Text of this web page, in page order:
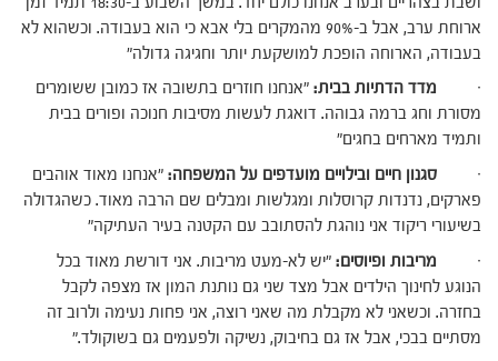
ארוחת ערב, אבל ב-90% מהמקרים בלי אבא כי הוא בעבודה. וכשהוא לא
בעבודה, הארוחה הופכת למושקעת יותר וחגיגה גדולה"
· מדד הדתיות בבית: "אנחנו חוזרים בתשובה אז כמובן ששומרים
מסורת וחג ברמה גבוהה. דואגת לעשות מסיבות חנוכה ופורים בבית
ותמיד מארחים בחגים"
· סגנון חיים ובילויים מועדפים על המשפחה: "אנחנו מאוד אוהבים
פארקים, נדנדות קרוסלות ומגלשות ומבלים שם הרבה מאוד. כשהגדולה
בשיעורי ריקוד אני נוהגת להסתובב עם הקטנה בעיר העתיקה"
·
מריבות ופיוסים: "יש לא-מעט מריבות. אני דורשת מאוד בכל
הנוגע לחינוך הילדים אבל מצד שני גם נותנת המון אז מצפה לקבל
בחזרה. וכשאני לא מקבלת מה שאני רוצה, אני פחות נעימה ולרוב זה
מסתיים בבכי, אבל אז גם בחיבוק, נשיקה ולפעמים גם בשוקולד."